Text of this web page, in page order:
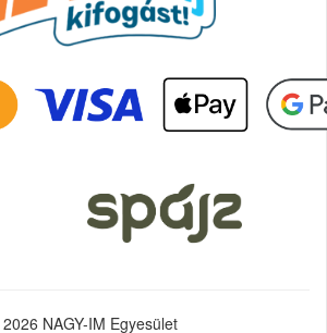
NAGY-IM Egyesület